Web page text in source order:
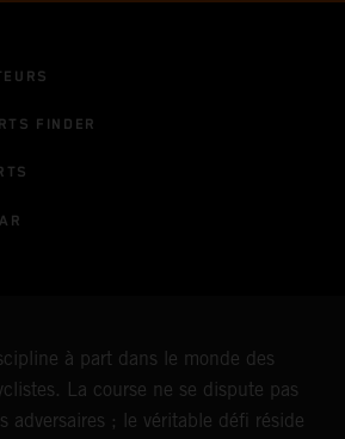
FINDER
à part dans le monde des
La course ne se dispute pas
adversaires ; le véritable défi réside